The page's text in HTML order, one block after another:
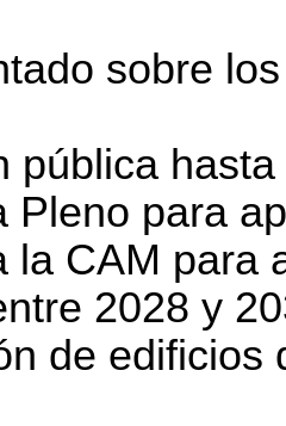
sobre
pública
Pleno para
la CAM para
2028 y
de edificios